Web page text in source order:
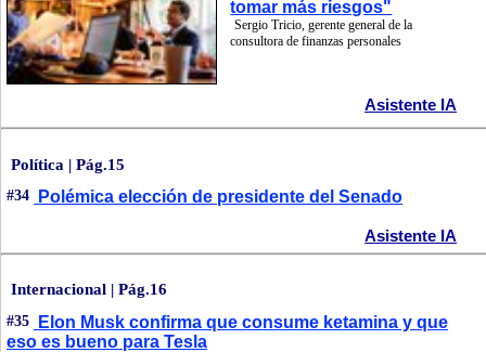
tomar más riesgos"
Sergio Tricio, gerente general de la
consultora de finanzas personales
Asistente IA
Política | Pág.15
#34 Polémica elección de presidente del Senado
Asistente IA
Internacional | Pág.16
#35
Elon Musk confirma que consume ketamina y que
eso es bueno para Tesla